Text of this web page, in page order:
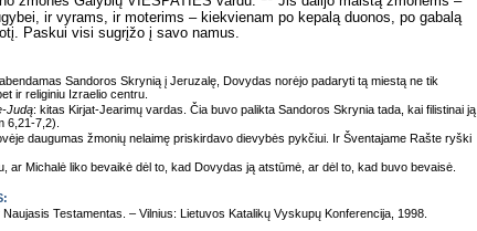
ir vyrams, ir moterims – kiekvienam po kepalą duonos, po gabalą
Paskui visi sugrįžo į savo namus.
Sandoros Skrynią į Jeruzalę, Dovydas norėjo padaryti tą miestą ne tik
ir religiniu Izraelio centru.
Judą: kitas Kirjat-Jearimų vardas. Čia buvo palikta Sandoros Skrynia tada, kai filistinai ją
6,21-7,2).
daugumas žmonių nelaimę priskirdavo dievybės pykčiui. Ir Šventajame Rašte ryški
ar Michalė liko bevaikė dėl to, kad Dovydas ją atstūmė, ar dėl to, kad buvo bevaisė.
Testamentas. – Vilnius: Lietuvos Katalikų Vyskupų Konferencija, 1998.